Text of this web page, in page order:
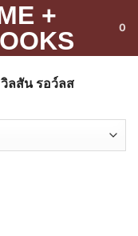
0
วิลสัน รอว์ลส